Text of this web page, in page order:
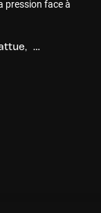
pression face à
Chasse au